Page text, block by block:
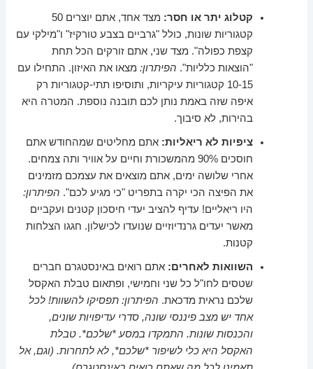
קטלוג יתר או חסר:
מצד אחד, אתם יוצרים 50
קטגוריות שונות, כולל "גרביים בצבע טורקיז" ו"מילקי עם
קצפת כפולה". מצד שני, אתם זורקים הכל תחת
"הוצאות כלליות". הפיתרון: מצאו את האיזון. התחילו עם
10-15 קטגוריות עיקריות, ותוסיפו תתי-קטגוריות רק
איפה שזה באמת נותן לכם תובנה נוספת. המטרה היא
בהירות, לא סיבוך.
ציפיות לא ריאליות: אתם מחליטים שמהחודש אתם
חוסכים 90% מהמשכורת וחיים על אוויר ותה צמחים.
אחרי שלושה ימים, אתם מוצאים את עצמכם מזמינים
את הפיצה הכי יקרה בתפריט "כי מגיע לכם". הפיתרון:
היו ריאליים! עדיף להציב יעדי חיסכון קטנים ועקביים
מאשר יעדים גרנדיוזיים שנועדו לכישלון. חגגו הצלחות
קטנות.
השוואות לאחרים: אתם רואים באינסטגרם חברים
שטסים לחו"ל כל שני וחמישי, ופתאום טבלת האקסל
שלכם נראית מדכאת. הפיתרון: תפסיקו להשוות! לכל
אחד יש מצב פיננסי שונה, סדרי עדיפויות שונים,
והכנסות שונות. התמקדו במסע *שלכם*. טבלת
האקסל היא כלי לשיפור *שלכם*, לא לתחרות. (וגם, אל